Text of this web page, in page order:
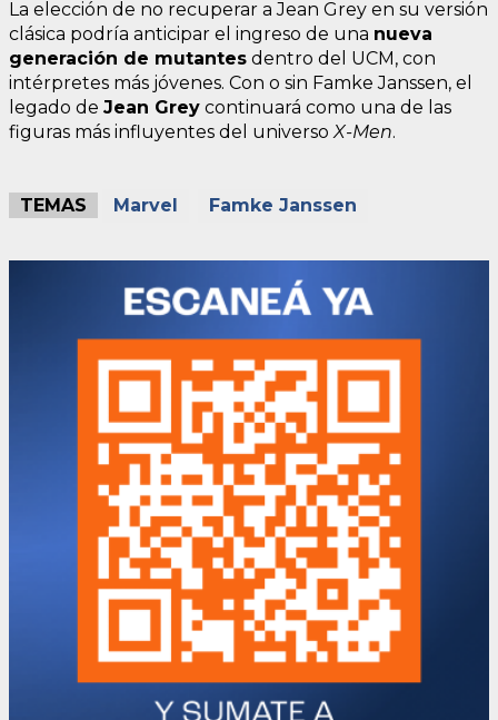
La elección de no recuperar a Jean Grey en su versión
clásica podría anticipar el ingreso de una nueva
generación de mutantes dentro del UCM, con
intérpretes más jóvenes. Con o sin Famke Janssen, el
legado de Jean Grey continuará como una de las
figuras más influyentes del universo X-Men.
TEMAS Marvel Famke Janssen